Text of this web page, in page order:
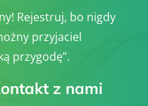
Rejestruj, bo nigdy
przyjaciel
przygodę”.
z nami